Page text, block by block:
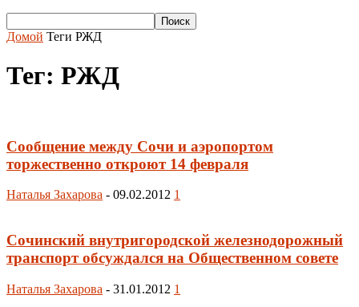
Домой Теги РЖД
Тег: РЖД
Сообщение между Сочи и аэропортом
торжественно откроют 14 февраля
Наталья Захарова - 09.02.2012 1
Сочинский внутригородской железнодорожный
транспорт обсуждался на Общественном совете
Наталья Захарова - 31.01.2012 1